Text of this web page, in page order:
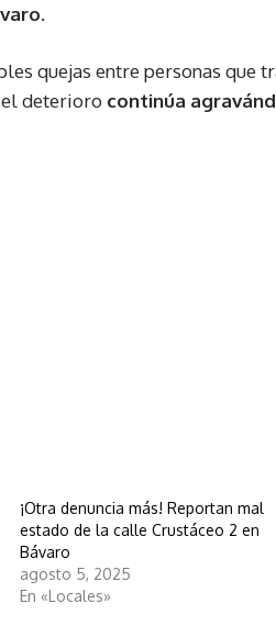
.
quejas entre personas que
el deterioro continúa
¡Otra denuncia más! Reportan mal
estado de la calle Crustáceo 2 en
Bávaro
agosto 5, 2025
En «Locales»